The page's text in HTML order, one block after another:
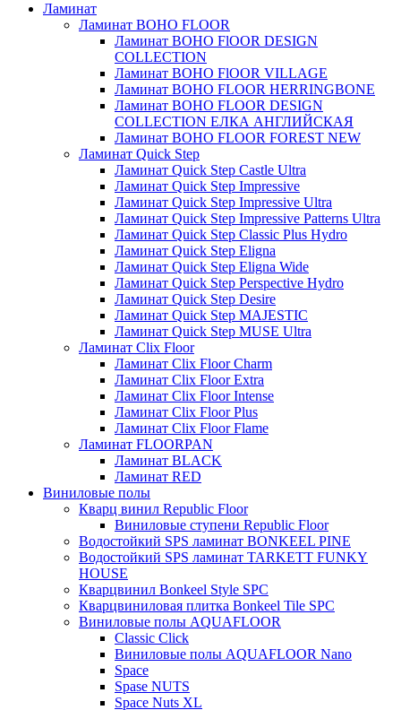
Ламинат
Ламинат BOHO FLOOR
Ламинат BOHO FlOOR DESIGN
COLLECTION
Ламинат BOHO FlOOR VILLAGE
Ламинат BOHO FLOOR HERRINGBONE
Ламинат BOHO FLOOR DESIGN
COLLECTION ЕЛКА АНГЛИЙСКАЯ
Ламинат BOHO FLOOR FOREST NEW
Ламинат Quick Step
Ламинат Quick Step Castle Ultra
Ламинат Quick Step Impressive
Ламинат Quick Step Impressive Ultra
Ламинат Quick Step Impressive Patterns Ultra
Ламинат Quick Step Classic Plus Hydro
Ламинат Quick Step Eligna
Ламинат Quick Step Eligna Wide
Ламинат Quick Step Perspective Hydro
Ламинат Quick Step Desire
Ламинат Quick Step MAJESTIC
Ламинат Quick Step MUSE Ultra
Ламинат Clix Floor
Ламинат Clix Floor Charm
Ламинат Clix Floor Extra
Ламинат Clix Floor Intense
Ламинат Clix Floor Plus
Ламинат Clix Floor Flame
Ламинат FLOORPAN
Ламинат BLACK
Ламинат RED
Виниловые полы
Кварц винил Republic Floor
Виниловые ступени Republic Floor
Водостойкий SPS ламинат BONKEEL PINE
Водостойкий SPS ламинат TARKETT FUNKY
HOUSE
Кварцвинил Bonkeel Style SPC
Кварцвиниловая плитка Bonkeel Tile SPC
Виниловые полы AQUAFLOOR
Classic Click
Виниловые полы AQUAFLOOR Nano
Space
Spase NUTS
Space Nuts XL